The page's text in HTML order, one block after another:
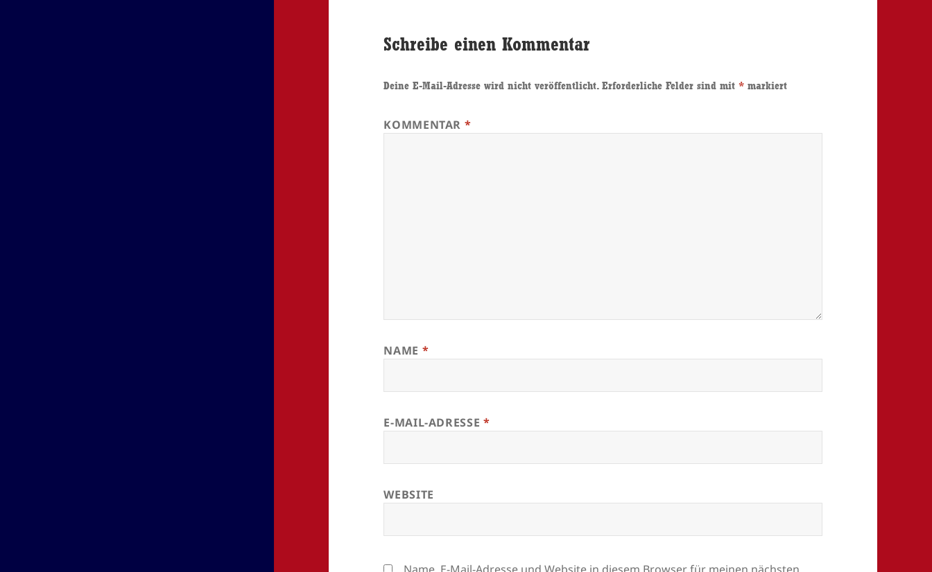
Schreibe einen Kommentar
Deine E-Mail-Adresse wird nicht veröffentlicht. Erforderliche Felder sind mit* markiert
KOMMENTAR *
NAME *
E-MAIL-ADRESSE *
WEBSITE